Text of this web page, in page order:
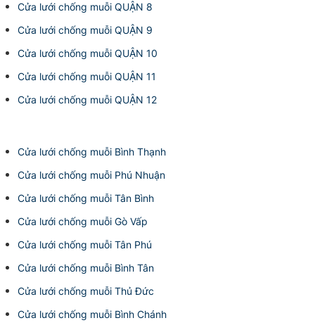
Cửa lưới chống muỗi QUẬN 8
Cửa lưới chống muỗi QUẬN 9
Cửa lưới chống muỗi QUẬN 10
Cửa lưới chống muỗi QUẬN 11
Cửa lưới chống muỗi QUẬN 12
Cửa lưới chống muỗi Bình Thạnh
Cửa lưới chống muỗi Phú Nhuận
Cửa lưới chống muỗi Tân Bình
Cửa lưới chống muỗi Gò Vấp
Cửa lưới chống muỗi Tân Phú
Cửa lưới chống muỗi Bình Tân
Cửa lưới chống muỗi Thủ Đức
Cửa lưới chống muỗi Bình Chánh